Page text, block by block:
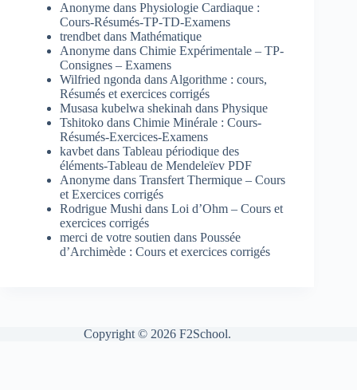
Anonyme dans Physiologie Cardiaque :
Cours-Résumés-TP-TD-Examens
trendbet dans Mathématique
Anonyme dans Chimie Expérimentale – TP-
Consignes – Examens
Wilfried ngonda dans Algorithme : cours,
Résumés et exercices corrigés
Musasa kubelwa shekinah dans Physique
Tshitoko dans Chimie Minérale : Cours-
Résumés-Exercices-Examens
kavbet dans Tableau périodique des
éléments-Tableau de Mendeleïev PDF
Anonyme dans Transfert Thermique – Cours
et Exercices corrigés
Rodrigue Mushi dans Loi d’Ohm – Cours et
exercices corrigés
merci de votre soutien dans Poussée
d’Archimède : Cours et exercices corrigés
Copyright © 2026 F2School.